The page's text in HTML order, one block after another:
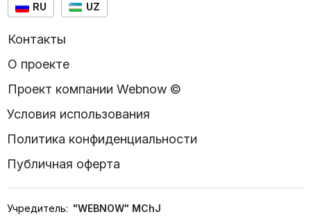
RU UZ
Контакты
О проекте
Проект компании Webnow ©
Условия использования
Политика конфиденциальности
Публичная оферта
Учредитель: "WEBNOW" MChJ